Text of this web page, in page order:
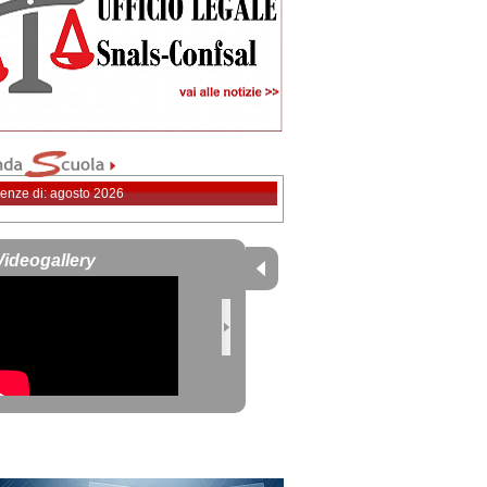
di: agosto 2026